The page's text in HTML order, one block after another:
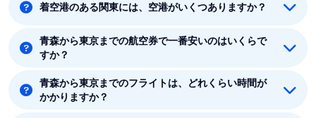
着空港のある関東には、空港がいくつありますか？
着空港のある関東には5つの空港があります。羽田、成
田、東京、八丈島、茨城です。
青森から東京までの航空券で一番安いのはいくらで
すか？
青森から東京までの最安値はJAL(日本航空)の11340円
です。
青森から東京までのフライトは、どれくらい時間が
かかりますか？